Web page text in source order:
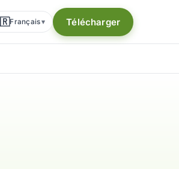
Français▾ Télécharger